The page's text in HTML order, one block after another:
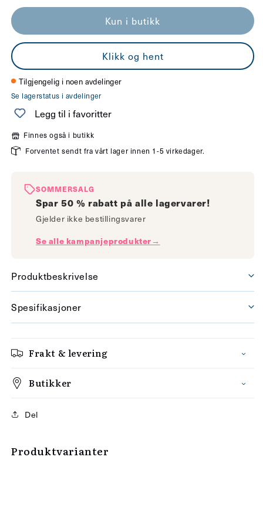
antallet
Espresso
sort/natur
antallet
Espresso
vegglampe
sort/natur
Kun i butikk
Klikk og hent
Tilgjengelig i noen avdelinger
Se lagerstatus i avdelinger
Legg til i favoritter
Finnes også i butikk
Forventet sendt fra vårt lager innen 1-5 virkedager.
SOMMERSALG
Spar 50 % rabatt på alle lagervarer!
Gjelder ikke bestillingsvarer
Se alle kampanjeprodukter→
Produktbeskrivelse
Spesifikasjoner
Frakt & levering
Butikker
Del
Produktvarianter